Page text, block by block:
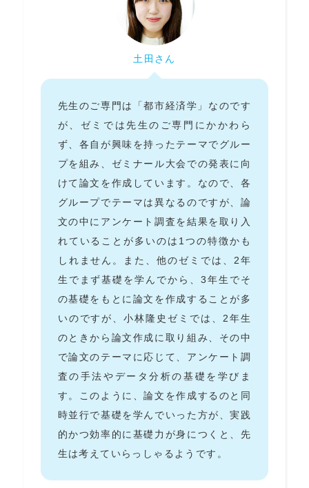
土田さん
先生のご専門は「都市経済学」なのです
が、ゼミでは先生のご専門にかかわら
ず、各自が興味を持ったテーマでグルー
プを組み、ゼミナール大会での発表に向
けて論文を作成しています。なので、各
グループでテーマは異なるのですが、論
文の中にアンケート調査を結果を取り入
れていることが多いのは1つの特徴かも
しれません。また、他のゼミでは、2年
生でまず基礎を学んでから、3年生でそ
の基礎をもとに論文を作成することが多
いのですが、小林隆史ゼミでは、2年生
のときから論文作成に取り組み、その中
で論文のテーマに応じて、アンケート調
査の手法やデータ分析の基礎を学びま
す。このように、論文を作成するのと同
時並行で基礎を学んでいった方が、実践
的かつ効率的に基礎力が身につくと、先
生は考えていらっしゃるようです。